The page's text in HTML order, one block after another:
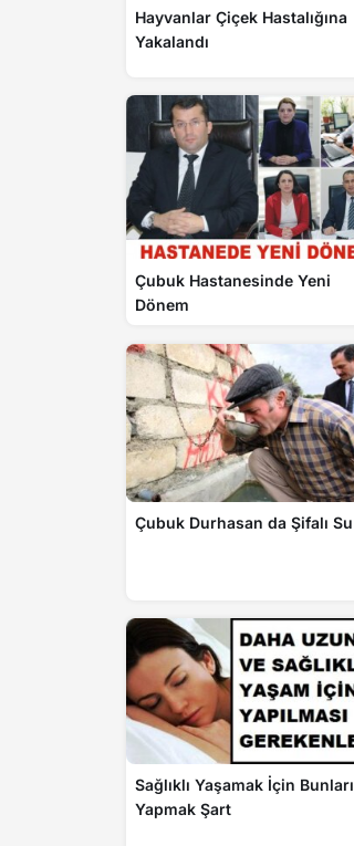
Hayvanlar Çiçek Hastalığına
Yakalandı
Çubuk Hastanesinde Yeni
Dönem
Çubuk Durhasan da Şifalı Su
Sağlıklı Yaşamak İçin Bunları
Yapmak Şart